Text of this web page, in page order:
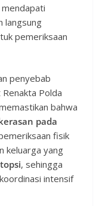
mendapati
langsung
pemeriksaan
penyebab
Polda
bahwa
pada
fisik
keluarga yang
, sehingga
intensif